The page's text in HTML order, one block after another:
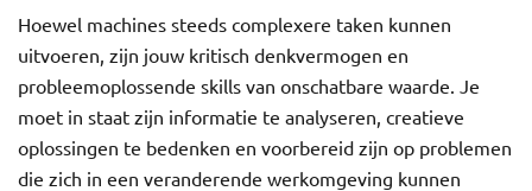
Hoewel machines steeds complexere taken kunnen
uitvoeren, zijn jouw kritisch denkvermogen en
probleemoplossende skills van onschatbare waarde. Je
moet in staat zijn informatie te analyseren, creatieve
oplossingen te bedenken en voorbereid zijn op problemen
die zich in een veranderende werkomgeving kunnen